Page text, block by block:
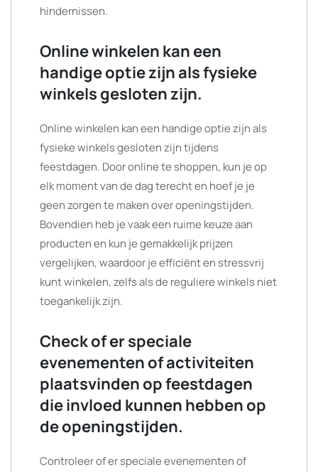
hindernissen.
Online winkelen kan een
handige optie zijn als fysieke
winkels gesloten zijn.
Online winkelen kan een handige optie zijn als
fysieke winkels gesloten zijn tijdens
feestdagen. Door online te shoppen, kun je op
elk moment van de dag terecht en hoef je je
geen zorgen te maken over openingstijden.
Bovendien heb je vaak een ruime keuze aan
producten en kun je gemakkelijk prijzen
vergelijken, waardoor je efficiënt en stressvrij
kunt winkelen, zelfs als de reguliere winkels niet
toegankelijk zijn.
Check of er speciale
evenementen of activiteiten
plaatsvinden op feestdagen
die invloed kunnen hebben op
de openingstijden.
Controleer of er speciale evenementen of